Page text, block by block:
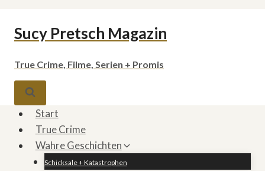
InhaltSucy Pretsch Magazin
True Crime, Filme, Serien + Promis
Start
True Crime
Wahre Geschichten
Schicksale + Katastrophen